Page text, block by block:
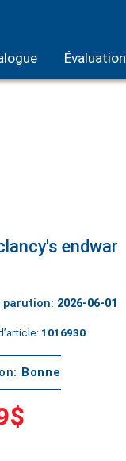
Évaluation
endwar
parution: 2026-06-01
1016930
Bonne